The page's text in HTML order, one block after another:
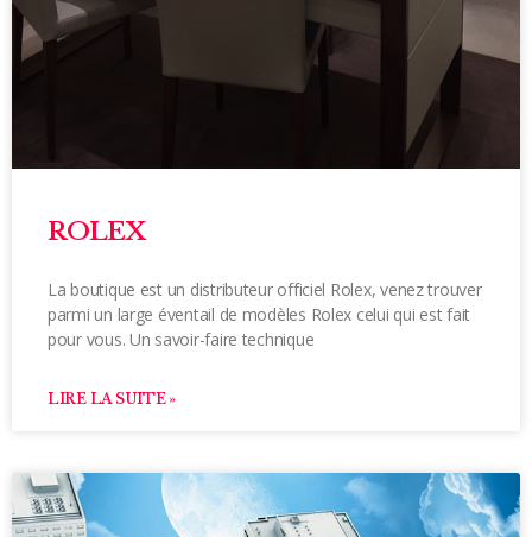
ROLEX
La boutique est un distributeur officiel Rolex, venez trouver
parmi un large éventail de modèles Rolex celui qui est fait
pour vous. Un savoir-faire technique
LIRE LA SUITE »